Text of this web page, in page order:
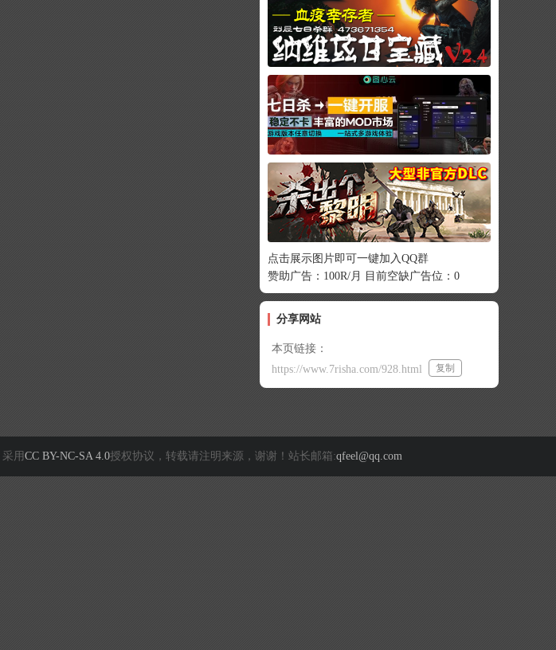
点击展示图片即可一键加入QQ群
赞助广告：100R/月 目前空缺广告位：0
分享网站
本页链接：
https://www.7risha.com/928.html
复制
采用 CC BY-NC-SA 4.0授权协议，转载请注明来源，谢谢！站长邮箱:qfeel@qq.com